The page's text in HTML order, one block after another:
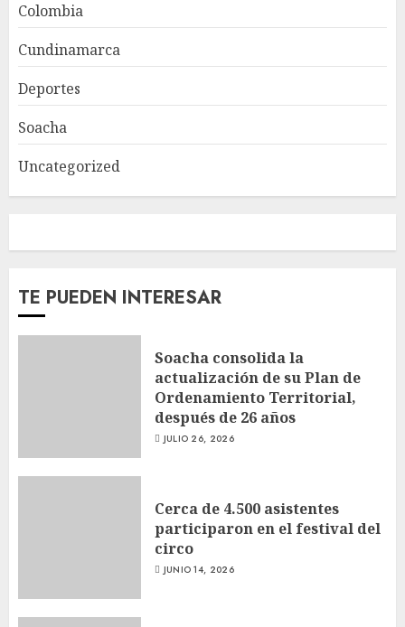
Colombia
Cundinamarca
Deportes
Soacha
Uncategorized
TE PUEDEN INTERESAR
Soacha consolida la
actualización de su Plan de
Ordenamiento Territorial,
después de 26 años
JULIO 26, 2026
Cerca de 4.500 asistentes
participaron en el festival del
circo
JUNIO 14, 2026